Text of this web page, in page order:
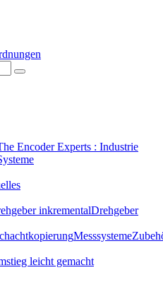
Encoder Experts : Industrie
inkrementalDrehgeber
Messsysteme
leicht gemacht